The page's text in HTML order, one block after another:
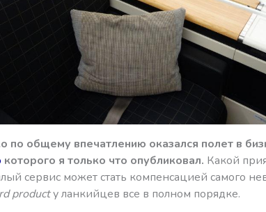
по общему впечатлению оказался полет в
которого я только что опубликовал. Какой
сервис может стать компенсацией самого
productу ланкийцев все в полном порядке.